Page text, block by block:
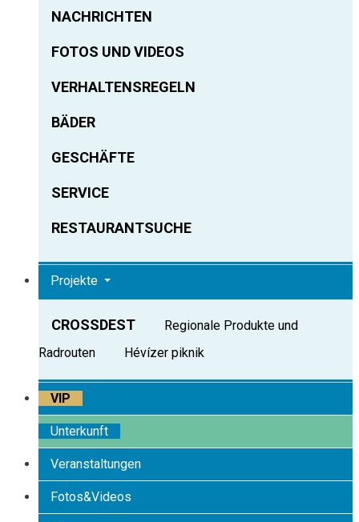
NACHRICHTEN
FOTOS UND VIDEOS
VERHALTENSREGELN
BÄDER
GESCHÄFTE
SERVICE
RESTAURANTSUCHE
Projekte
CROSSDEST
Regionale Produkte und
Radrouten
Hévízer piknik
VIP
Unterkunft
Veranstaltungen
Fotos&Videos